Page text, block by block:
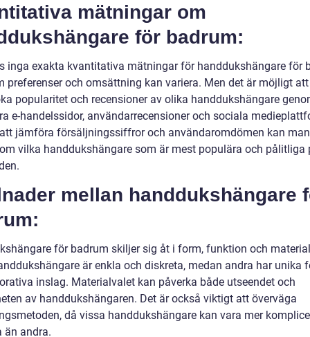
mätningar om
för badrum:
inga exakta kvantitativa mätningar för handdukshängare för
preferenser och omsättning kan variera. Men det är möjligt att
popularitet och recensioner av olika handdukshängare
e-handelssidor, användarrecensioner och sociala
jämföra försäljningssiffror och användaromdömen kan
vilka handdukshängare som är mest populära och pålitliga
mellan handdukshängare
för badrum skiljer sig åt i form, funktion och
är enkla och diskreta, medan andra har unika
inslag. Materialvalet kan påverka både utseendet och
av handdukshängaren. Det är också viktigt att överväga
då vissa handdukshängare kan vara mer
än andra.